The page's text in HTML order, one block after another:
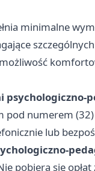
minimalne
psychologiczno-
pod numerem
lub
pobiera się